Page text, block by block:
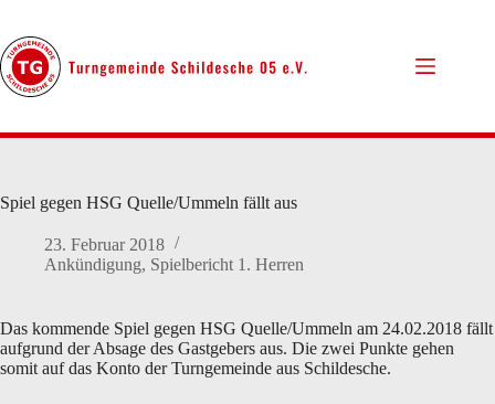
springen
Spiel gegen HSG Quelle/Ummeln fällt aus
23. Februar 2018
Ankündigung, Spielbericht 1. Herren
Das kommende Spiel gegen HSG Quelle/Ummeln am 24.02.2018 fällt
aufgrund der Absage des Gastgebers aus. Die zwei Punkte gehen
somit auf das Konto der Turngemeinde aus Schildesche.